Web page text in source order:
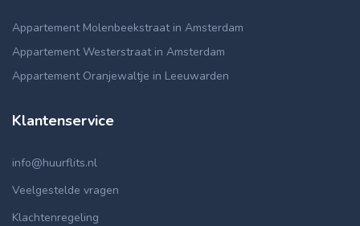
Appartement Molenbeekstraat in Amsterdam
Appartement Westerstraat in Amsterdam
Appartement Oranjewaltje in Leeuwarden
Klantenservice
info@huurflits.nl
Veelgestelde vragen
Klachtenregeling